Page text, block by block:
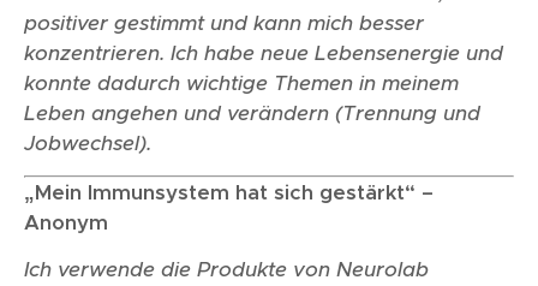
positiver gestimmt und kann mich besser
konzentrieren. Ich habe neue Lebensenergie und
konnte dadurch wichtige Themen in meinem
Leben angehen und verändern (Trennung und
Jobwechsel).
„Mein Immunsystem hat sich gestärkt“ –
Anonym
Ich verwende die Produkte von Neurolab